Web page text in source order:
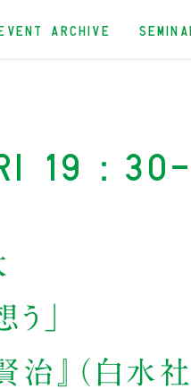
ARCHIVE
19：30-
」
治』（白水